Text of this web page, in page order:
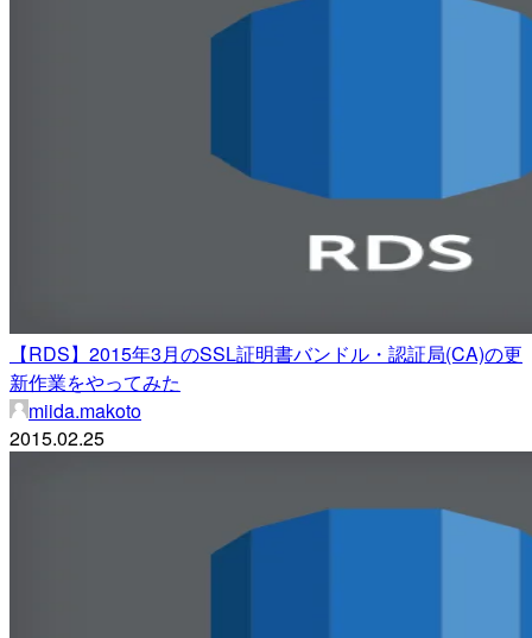
【RDS】2015年3月のSSL証明書バンドル・認証局(CA)の更
新作業をやってみた
miida.makoto
2015.02.25